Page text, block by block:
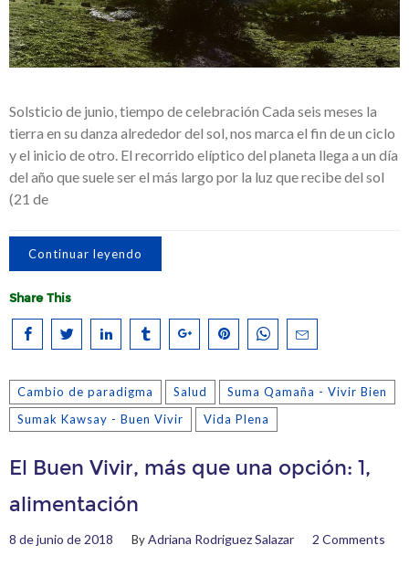
Solsticio de junio, tiempo de celebración Cada seis meses la
tierra en su danza alrededor del sol, nos marca el fin de un ciclo
y el inicio de otro. El recorrido elíptico del planeta llega a un día
del año que suele ser el más largo por la luz que recibe del sol
(21 de
Continuar leyendo
Share This
Cambio de paradigma Salud
Suma Qamaña - Vivir Bien
Sumak Kawsay - Buen Vivir
Vida Plena
El Buen Vivir, más que una opción: 1,
alimentación
8 de junio de 2018 ByAdriana Rodriguez Salazar 2 Comments